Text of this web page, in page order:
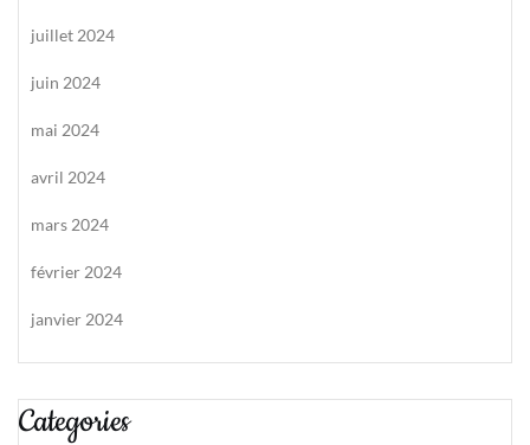
juillet 2024
juin 2024
mai 2024
avril 2024
mars 2024
février 2024
janvier 2024
Categories